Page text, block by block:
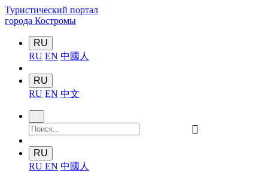
Туристический портал
города Костромы
RU
RU EN 中國人
RU
RU EN 中文
󰍉
RU
RU EN 中國人